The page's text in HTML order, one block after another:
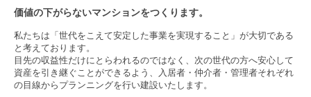
価値の下がらないマンションをつくります。
私たちは「世代をこえて安定した事業を実現すること」が大切である
と考えております。
目先の収益性だけにとらわれるのではなく、次の世代の方へ安心して
資産を引き継ぐことができるよう、入居者・仲介者・管理者それぞれ
の目線からプランニングを行い建設いたします。